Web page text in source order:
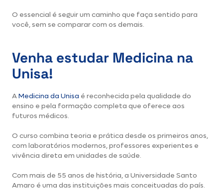
O essencial é seguir um caminho que faça sentido para
você, sem se comparar com os demais.
Venha estudar Medicina na
Unisa!
AMedicina da Unisa é reconhecida pela qualidade do
ensino e pela formação completa que oferece aos
futuros médicos.
O curso combina teoria e prática desde os primeiros anos,
com laboratórios modernos, professores experientes e
vivência direta em unidades de saúde.
Com mais de 55 anos de história, a Universidade Santo
Amaro é uma das instituições mais conceituadas do país.